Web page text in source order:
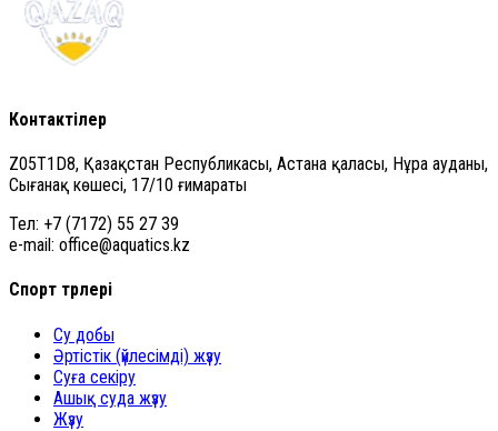
Контактілер
Z05T1D8, Қазақстан Республикасы, Астана қаласы, Нұра ауданы,
Сығанақ көшесі, 17/10 ғимараты
Тел: +7 (7172) 55 27 39
e-mail: office@aquatics.kz
Спорт түрлері
Су добы
Әртістік (үйлесімді) жүзу
Суға секіру
Ашық суда жүзу
Жүзу